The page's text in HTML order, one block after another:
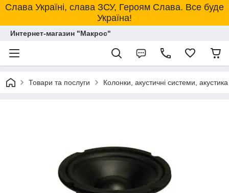
Слава Україні, слава ЗСУ, Героям Слава. Все буде
Україна!
Интернет-магазин "Макрос"
Товари та послуги Колонки, акустичні системи, акустика